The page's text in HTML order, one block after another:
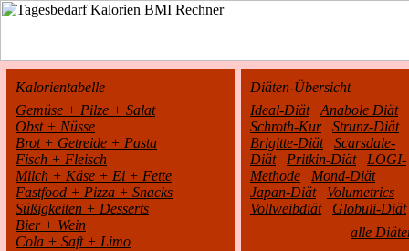
Kalorientabelle
Gemüse + Pilze + Salat
Obst + Nüsse
Brot + Getreide + Pasta
Fisch + Fleisch
Milch + Käse + Ei + Fette
Fastfood + Pizza + Snacks
Süßigkeiten + Desserts
Bier + Wein
Cola + Saft + Limo
Diäten-Übersicht
Ideal-Diät
Anabole Diät
Schroth-Kur
Strunz-Diät
Brigitte-Diät
Scarsdale-
Diät
Pritkin-Diät
LOGI-
Methode
Mond-Diät
Japan-Diät
Volumetrics
Vollweibdiät
Globuli-Diät
alle